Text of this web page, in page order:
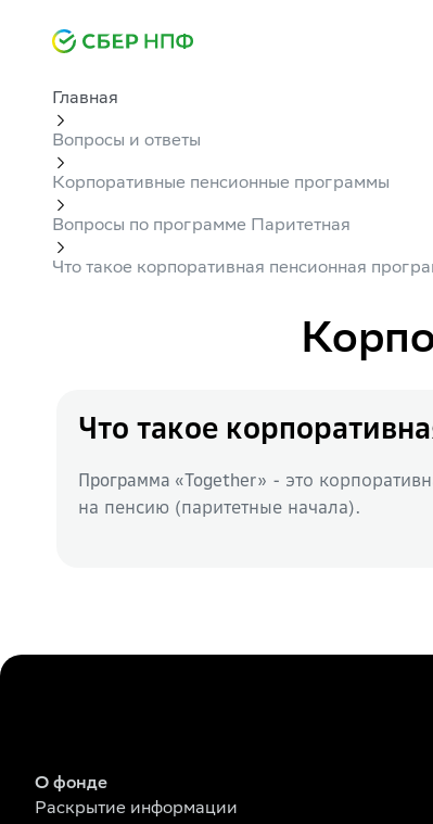
Главная
Вопросы и ответы
Корпоративные пенсионные программы
Вопросы по программе Паритетная
Что такое корпоративная пенсионная
Что такое
Программа «Together» - это
на пенсию (паритетные начала).
О фонде
Раскрытие информации